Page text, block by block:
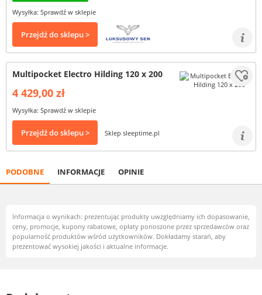
Wysyłka: Sprawdź w sklepie
Przejdź do sklepu >
Multipocket Electro Hilding 120 x 200
4 429,00 zł
Wysyłka: Sprawdź w sklepie
Przejdź do sklepu > Sklep sleeptime.pl
PODOBNE INFORMACJE OPINIE
Informacja o wynikach: prezentując produkty uwzględniamy ich dopasowanie,
ceny, promocje, kupony rabatowe, opłaty ponoszone przez sprzedawców oraz
popularność produktów wśród użytkowników. Dokładamy starań, aby
prezentować wysokiej jakości i aktualne informacje.